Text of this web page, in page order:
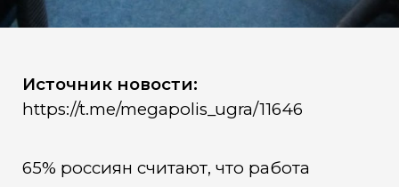
Источник новости:
https://t.me/megapolis_ugra/11646
65% россиян считают, что работа